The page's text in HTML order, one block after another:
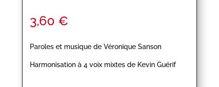
3,60 €
Paroles et musique de Véronique Sanson
Harmonisation à 4 voix mixtes de Kevin Guérif